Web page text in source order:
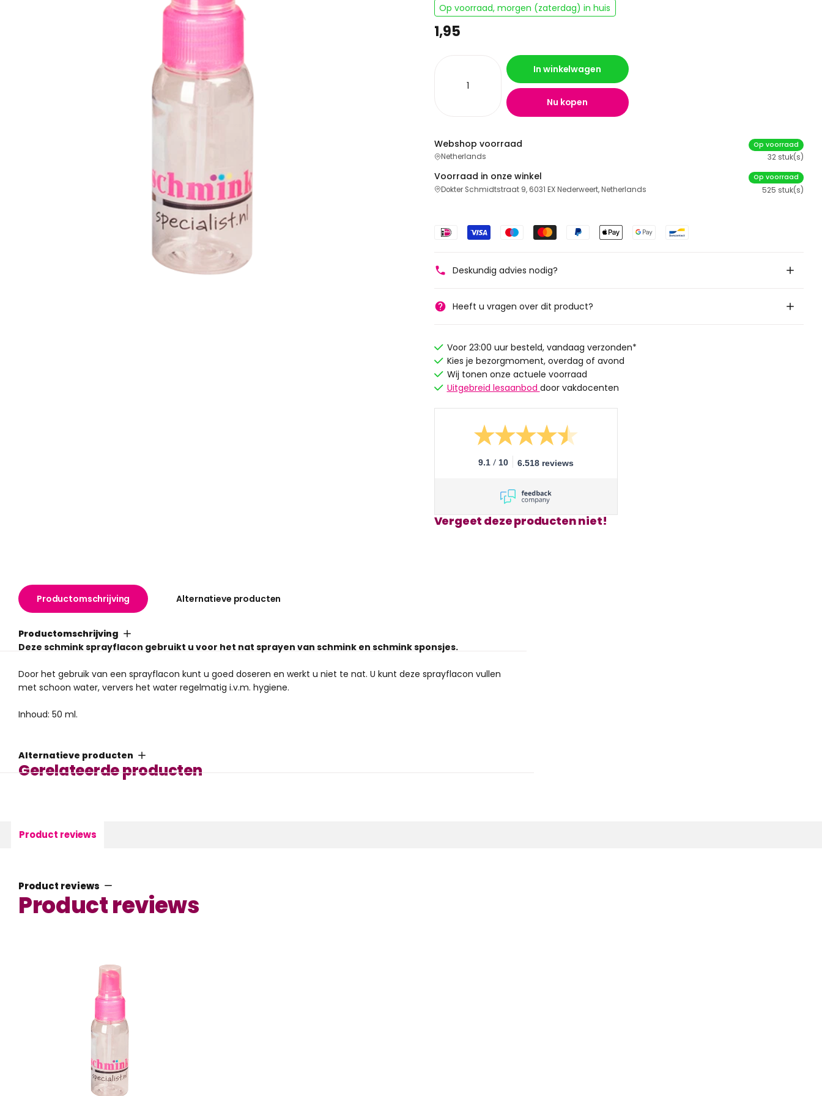
Op voorraad, morgen (zaterdag) in huis
1,95
In winkelwagen
Nu kopen
Webshop voorraad
Netherlands
Op voorraad
32 stuk(s)
Voorraad in onze winkel
Dokter Schmidtstraat 9, 6031 EX Nederweert, Netherlands
Op voorraad
525 stuk(s)
Deskundig advies nodig?
Heeft u vragen over dit product?
Voor 23:00 uur besteld, vandaag verzonden*
Kies je bezorgmoment, overdag of avond
Wij tonen onze actuele voorraad
Uitgebreid lesaanbod door vakdocenten
9.1 / 10 6.518 reviews
Vergeet deze producten niet!
Productomschrijving Alternatieve producten
Productomschrijving
Deze schmink sprayflacon gebruikt u voor het nat sprayen van schmink en schmink sponsjes.
Door het gebruik van een sprayflacon kunt u goed doseren en werkt u niet te nat. U kunt deze sprayflacon vullen
met schoon water, ververs het water regelmatig i.v.m. hygiene.
Inhoud: 50 ml.
Alternatieve producten
Gerelateerde producten
Product reviews
Product reviews
Product reviews